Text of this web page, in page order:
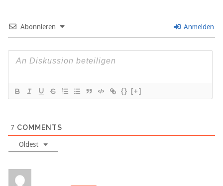
Abonnieren Anmelden
{} [+]
7 COMMENTS
Oldest